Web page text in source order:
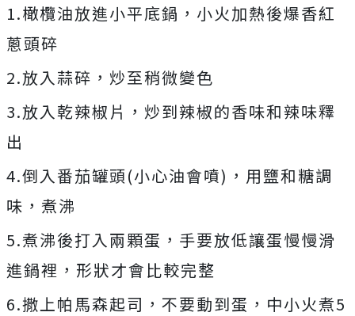
1.橄欖油放進小平底鍋，小火加熱後爆香紅
蔥頭碎
2.放入蒜碎，炒至稍微變色
3.放入乾辣椒片，炒到辣椒的香味和辣味釋
出
4.倒入番茄罐頭(小心油會噴)，用鹽和糖調
味，煮沸
5.煮沸後打入兩顆蛋，手要放低讓蛋慢慢滑
進鍋裡，形狀才會比較完整
6.撒上帕馬森起司，不要動到蛋，中小火煮5